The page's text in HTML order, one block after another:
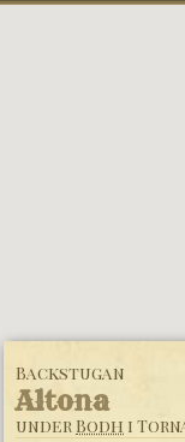
Backstugan
Altona
under Bodh i